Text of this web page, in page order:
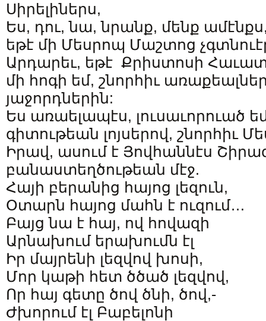
Սիրելիներս,
Ես, դու, նա, նրանք, մենք
եթէ մի Մեսրոպ Մաշտոց
Արդարեւ, եթէ Քրիստոսի
մի հոգի եմ, շնորհիւ
յաջորդներին:
Ես առաելապէս, լուսաւորուած
գիտութեան լոյսերով, շնորհիւ
Իրավ, ասում է Յովհաննէս
բանաստեղծութեան մէջ.
Հայի բերանից հայոց լեզուն,
Օտարն հայոց մահն է ուզում…
Բայց նա է հայ, ով հովազի
Արնախում երախումն էլ
Իր մայրենի լեզվով խոսի,
Մոր կաթի հետ ծծած լեզվով,
Որ հայ գետը ծով ծնի, ծով,-
Ժխորում էլ Բաբելոնի